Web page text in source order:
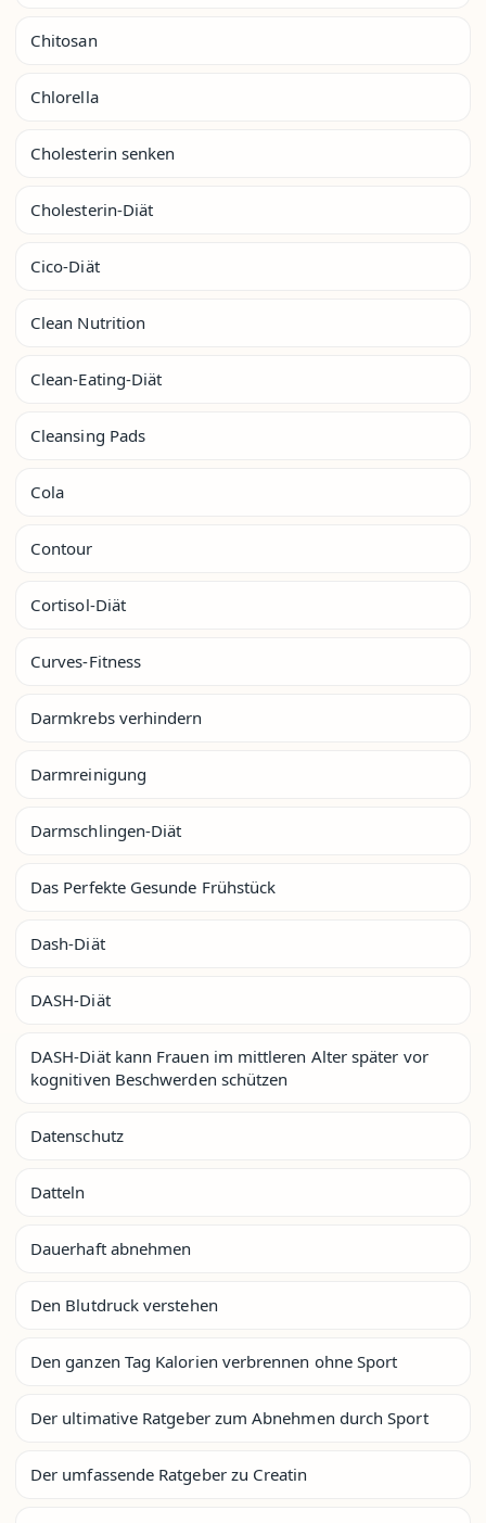
Chitosan
Chlorella
Cholesterin senken
Cholesterin-Diät
Cico-Diät
Clean Nutrition
Clean-Eating-Diät
Cleansing Pads
Cola
Contour
Cortisol-Diät
Curves-Fitness
Darmkrebs verhindern
Darmreinigung
Darmschlingen-Diät
Das Perfekte Gesunde Frühstück
Dash-Diät
DASH-Diät
DASH-Diät kann Frauen im mittleren Alter später vor
kognitiven Beschwerden schützen
Datenschutz
Datteln
Dauerhaft abnehmen
Den Blutdruck verstehen
Den ganzen Tag Kalorien verbrennen ohne Sport
Der ultimative Ratgeber zum Abnehmen durch Sport
Der umfassende Ratgeber zu Creatin